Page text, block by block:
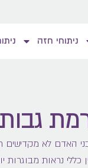
ניתוחי חזה
האדם לא מקדישים
כללי נראות מבוגרות